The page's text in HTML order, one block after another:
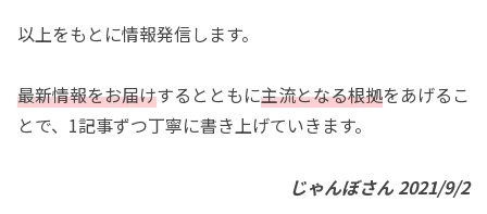
以上をもとに情報発信します。
最新情報をお届けするとともに主流となる根拠をあげるこ
とで、1記事ずつ丁寧に書き上げていきます。
じゃんぼさん 2021/9/2